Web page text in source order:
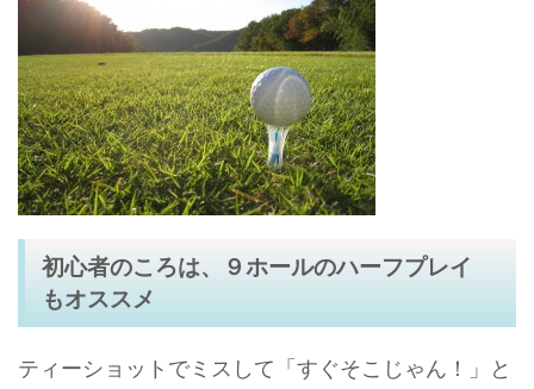
初心者のころは、９ホールのハーフプレイ
もオススメ
ティーショットでミスして「すぐそこじゃん！」と